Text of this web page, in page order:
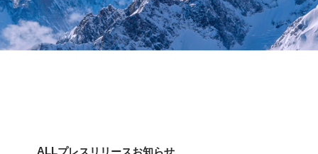
ALL